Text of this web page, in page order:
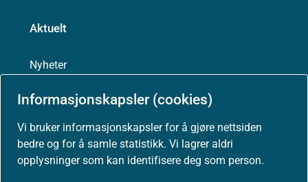
Informasjonskapsler (cookies)
Vi bruker informasjonskapsler for å gjøre nettsiden
bedre og for å samle statistikk. Vi lagrer aldri
opplysninger som kan identifisere deg som person.
Aktuelt
Nyheter
Arrangementer
Høringer